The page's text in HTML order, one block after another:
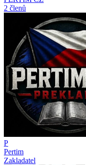
2 členů
P
Pertim
Zakladatel